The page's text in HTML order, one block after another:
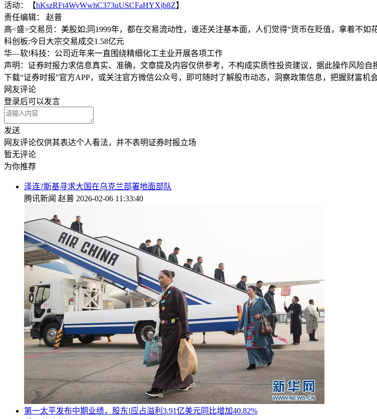
活动：【hKszRFt4WyWwhC373uUSCFaHYXjb8Z】
责任编辑： 赵普
高<盛>交易员：美股如;同1999年，都在交易流动性，谁还关注基本面，人们觉得“货币在贬值，拿着不如
科创板:今日大宗交易成交1.58亿元
华—软!科技：公司近年来一直围绕精细化工主业开展各项工作
声明：证券时报力求信息真实、准确，文章提及内容仅供参考，不构成实质性投资建议，据此操作风险自
下载“证券时报”官方APP，或关注官方微信公众号，即可随时了解股市动态，洞察政策信息，把握财富机会
网友评论
登录后可以发言
发送
网友评论仅供其表达个人看法，并不表明证券时报立场
暂无评论
为你推荐
泽连?斯基寻求大国在乌克兰部署地面部队
腾讯新闻 赵普 2026-02-06 11:33:40
第一太平发布中期业绩，股东!应占溢利3.91亿美元同比增加40.82%